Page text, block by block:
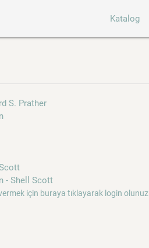
Katalog
S. Prather
- Shell Scott
için buraya tıklayarak login olunuz